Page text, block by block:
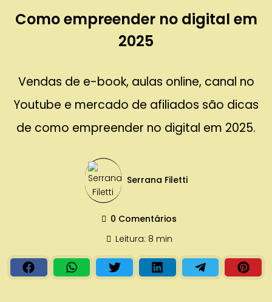
Como empreender no digital em
2025
Vendas de e-book, aulas online, canal no
Youtube e mercado de afiliados são dicas
de como empreender no digital em 2025.
Serrana Filetti
0 Comentários
Leitura: 8 min